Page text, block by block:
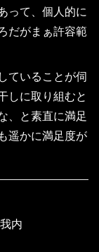
って、個人的に
だがまぁ許容範
ていることが伺
しに取り組むと
、と素直に満足
遥かに満足度が
内